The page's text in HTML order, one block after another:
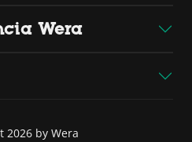
Wera
2026 by Wera